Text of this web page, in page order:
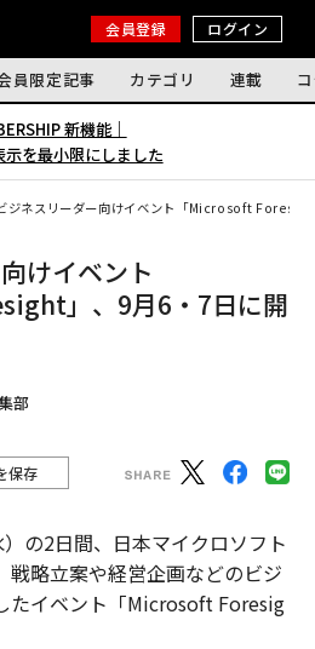
会員登録 ログイン
員限定記事 カテゴリ 連載
新機能｜
を最小限にしました
ジネスリーダー向けイベント「Microsoft
けイベント
」、9月6・7日に開
部
保存
の2日間、日本マイクロソフト
戦略立案や経営企画などのビジ
たイベント「Microsoft Foresig